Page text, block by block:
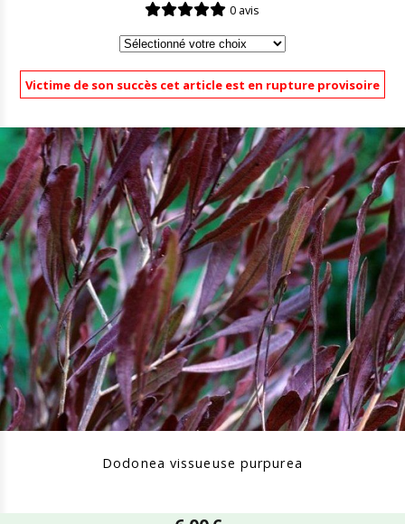
0 avis
Victime de son succès cet article est en rupture provisoire
Dodonea vissueuse purpurea